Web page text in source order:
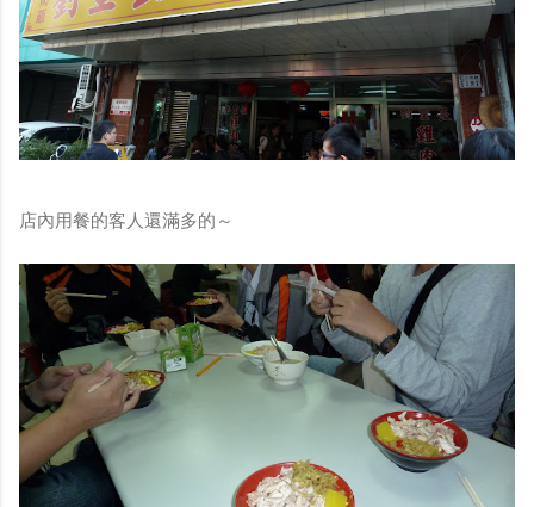
也非啥黑科技，只是政府不讓你普通老百姓了解罷了。
Ray-ban Meta 的黑科技，講白了就是人家拉個百人團隊
在搞那支眼鏡，然後把軟體技能和硬體規格點滿，再加上極
致優化後的成果罷了！ 當時知道 Ray-Ban Meta 的智慧眼
鏡有塞入一個強大的 WiFi 6 晶片在裡面，一開始我猜測會
求開啟手機的 WiFi 開關，所以媒體同步應該是靠 WiFi 通
道做的），而去年初我也快速做了一個WiFi Direct 架構
來做 POC，確實傳輸效率非常快，幾百 MB 的大檔幾乎秒
級傳完，從眼鏡端將媒體串流到手機端更是不用說的順暢，
而且當時我們的媒體串流還是以未經編碼的方式傳透過
Socket 直接傳輸的（這表示傳輸時所需的頻寬會更大，功
耗據說也較大）。 後來因為 ...
店內用餐的客人還滿多的～